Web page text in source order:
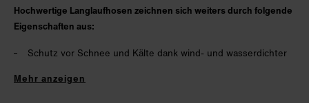
Hochwertige Langlaufhosen zeichnen sich weiters durch folgende
Eigenschaften aus:
Schutz vor Schnee und Kälte dank wind- und wasserdichter
Mehr anzeigen